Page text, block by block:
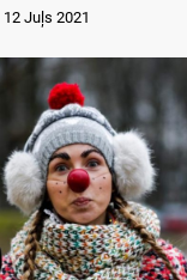
12 Juļs 2021